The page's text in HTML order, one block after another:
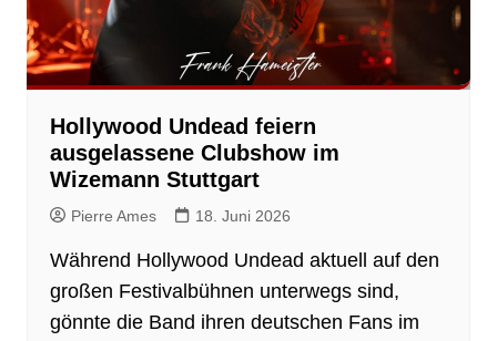
Hollywood Undead feiern
ausgelassene Clubshow im
Wizemann Stuttgart
Pierre Ames 18. Juni 2026
Während Hollywood Undead aktuell auf den
großen Festivalbühnen unterwegs sind,
gönnte die Band ihren deutschen Fans im